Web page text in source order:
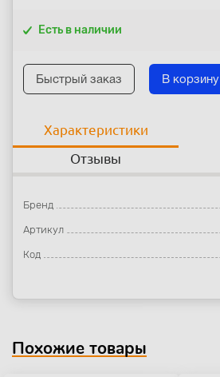
Есть в наличии
Быстрый заказ В корзину
Характеристики
Отзывы
Бренд
Артикул
Код
Похожие товары